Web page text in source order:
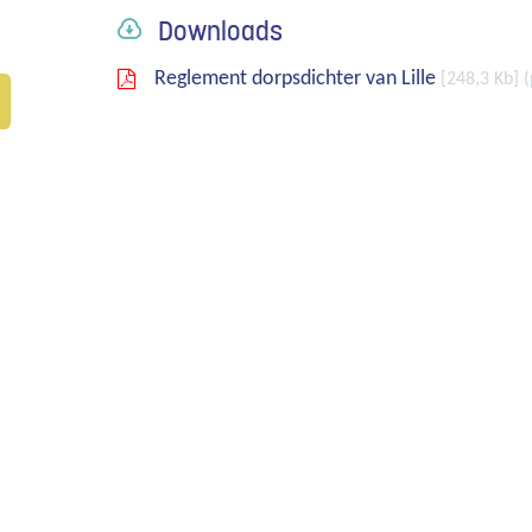
Downloads
Reglement dorpsdichter van Lille 248,3 Kb